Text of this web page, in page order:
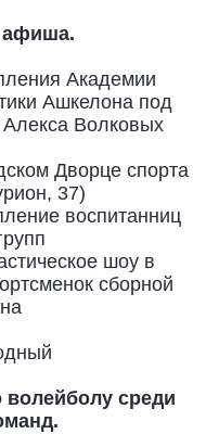
афиша.
Академии
Ашкелона под
Волковых
Дворце спорта
37)
воспитанниц
шоу в
сборной
среди